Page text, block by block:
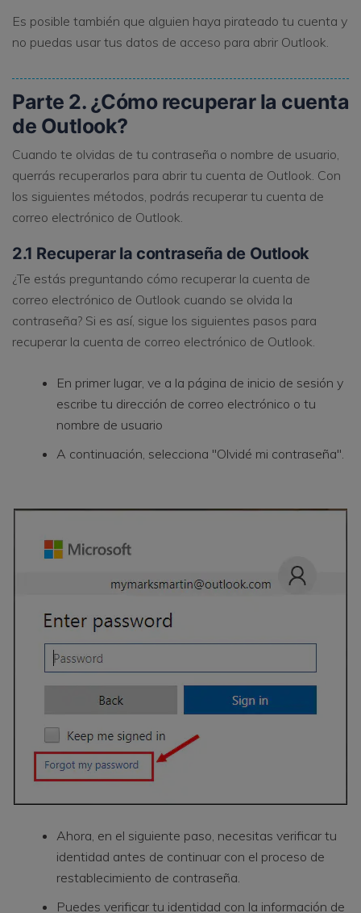
Es posible también que alguien haya pirateado tu cuenta y
no puedas usar tus datos de acceso para abrir Outlook.
Parte 2. ¿Cómo recuperar la cuenta
de Outlook?
Cuando te olvidas de tu contraseña o nombre de usuario,
querrás recuperarlos para abrir tu cuenta de Outlook. Con
los siguientes métodos, podrás recuperar tu cuenta de
correo electrónico de Outlook.
2.1 Recuperar la contraseña de Outlook
¿Te estás preguntando cómo recuperar la cuenta de
correo electrónico de Outlook cuando se olvida la
contraseña? Si es así, sigue los siguientes pasos para
recuperar la cuenta de correo electrónico de Outlook.
En primer lugar, ve a la página de inicio de sesión y
escribe tu dirección de correo electrónico o tu
nombre de usuario
A continuación, selecciona "Olvidé mi contraseña".
Ahora, en el siguiente paso, necesitas verificar tu
identidad antes de continuar con el proceso de
restablecimiento de contraseña.
Puedes verificar tu identidad con la información de